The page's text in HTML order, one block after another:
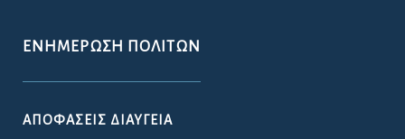
ΕΝΗΜΈΡΩΣΗ ΠΟΛΙΤΏΝ
ΑΠΟΦΆΣΕΙΣ ΔΙΑΎΓΕΙΑ